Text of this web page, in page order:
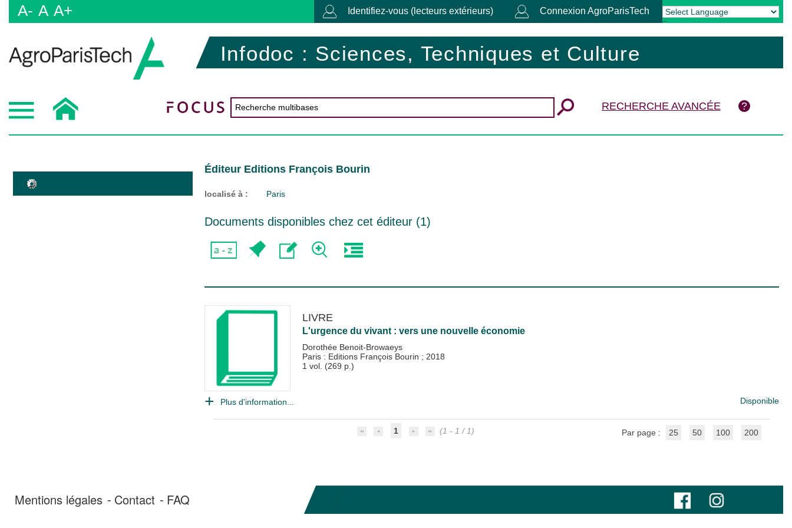
A- A A+ Identifiez-vous (lecteurs extérieurs) Connexion AgroParisTech
Powered by Translate
Infodoc : Sciences, Techniques et Culture
RECHERCHE AVANCÉE
Éditeur Editions François Bourin
localisé à : Paris
Documents disponibles chez cet éditeur (1)
LIVRE
L'urgence du vivant : vers une nouvelle économie
Dorothée Benoit-Browaeys
Paris : Editions François Bourin ; 2018
1 vol. (269 p.)
Plus d'information... Disponible
1 (1 - 1 / 1) Par page : 25 50 100 200
Mentions légales Contact FAQ